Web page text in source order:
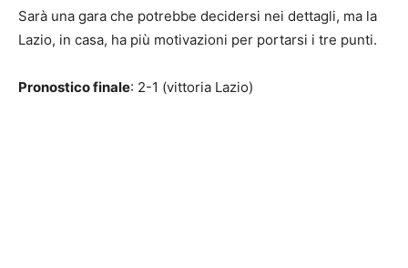
Sarà una gara che potrebbe decidersi nei dettagli, ma la
Lazio, in casa, ha più motivazioni per portarsi i tre punti.
Pronostico finale: 2-1 (vittoria Lazio)